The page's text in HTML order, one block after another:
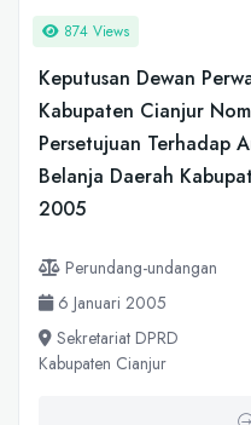
874 Views
Keputusan Dewan
Kabupaten Cianjur
Persetujuan Terhadap
Belanja Daerah
2005
Perundang-undangan
6 Januari 2005
Sekretariat DPRD
Kabupaten Cianjur